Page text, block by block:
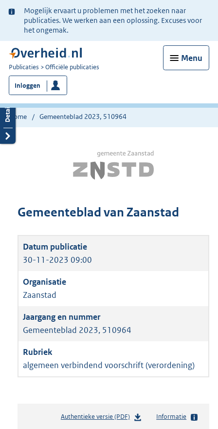
Ter
informatie:
Mogelijk ervaart u problemen met het zoeken naar
publicaties. We werken aan een oplossing. Excuses voor
het ongemak.
Menu
U
bent
nu
hier:
Publicaties Officiële publicaties
Inloggen
Home Gemeenteblad 2023, 510964
Gemeenteblad van Zaanstad
30-11-2023 09:00
Zaanstad
Gemeenteblad 2023, 510964
algemeen verbindend voorschrift (verordening)
Authentieke versie (PDF)b
Informatie